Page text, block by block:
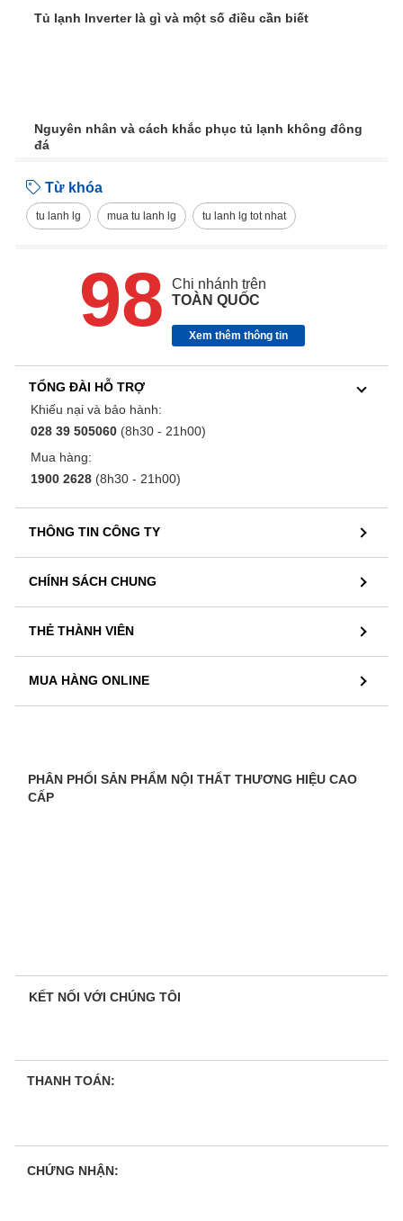
Tủ lạnh Inverter là gì và một số điều cần biết
Nguyên nhân và cách khắc phục tủ lạnh không đông
đá
Từ khóa
tu lanh lg mua tu lanh lg tu lanh lg tot nhat
98
Chi nhánh trên
TOÀN QUỐC
Xem thêm thông tin
TỔNG ĐÀI HỖ TRỢ
Khiếu nại và bảo hành:
028 39 505060 (8h30 - 21h00)
Mua hàng:
1900 2628 (8h30 - 21h00)
THÔNG TIN CÔNG TY
CHÍNH SÁCH CHUNG
THẺ THÀNH VIÊN
MUA HÀNG ONLINE
PHÂN PHỐI SẢN PHẨM NỘI THẤT THƯƠNG HIỆU CAO
CẤP
KẾT NỐI VỚI CHÚNG TÔI
THANH TOÁN:
CHỨNG NHẬN: